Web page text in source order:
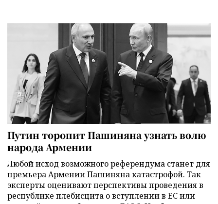
Путин торопит Пашиняна узнать волю
народа Армении
Любой исход возможного референдума станет для
премьера Армении Пашиняна катастрофой. Так
эксперты оценивают перспективы проведения в
республике плебисцита о вступлении в ЕС или